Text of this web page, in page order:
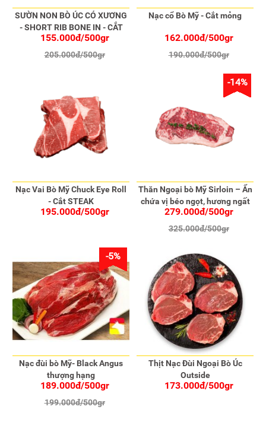
SƯỜN NON BÒ ÚC CÓ XƯƠNG
- SHORT RIB BONE IN - CẮT
STEAK
155.000đ/500gr
205.000đ/500gr
Nạc cổ Bò Mỹ - Cắt mỏng
162.000đ/500gr
190.000đ/500gr
Nạc Vai Bò Mỹ Chuck Eye Roll
- Cắt STEAK
195.000đ/500gr
Thăn Ngoại bò Mỹ Sirloin – Ẩn
chứa vị béo ngọt, hương ngất
ngây
279.000đ/500gr
325.000đ/500gr
-14%
Nạc đùi bò Mỹ- Black Angus
thượng hạng
189.000đ/500gr
199.000đ/500gr
-5%
Thịt Nạc Đùi Ngoại Bò Úc
Outside
173.000đ/500gr